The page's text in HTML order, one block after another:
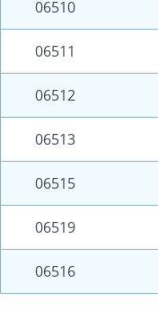
06510
06511
06512
06513
06515
06519
06516